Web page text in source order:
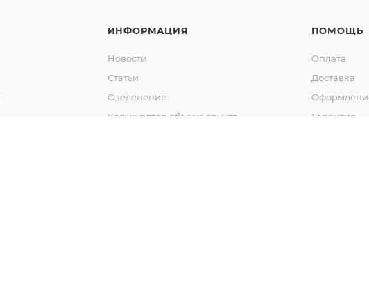
ИНФОРМАЦИЯ
Новости
Статьи
Озеленение
Калькулятор объема грунта
ПОМОЩЬ
Оплата
Доставка
Гарантия